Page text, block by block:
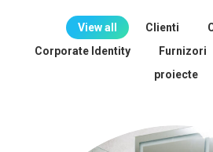
View all Clienti
Corporate Identity
Furnizori
proiecte